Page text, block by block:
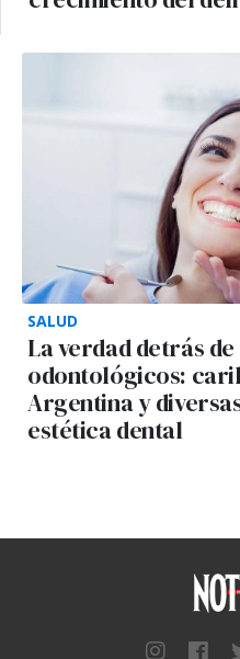
SALUD
La verdad detrás
odontológicos:
Argentina y
estética dental